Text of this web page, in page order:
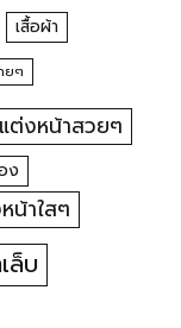
เสื้อผ้า
ยๆ
แต่งหน้าสวยๆ
ง
น้าใสๆ
ล็บ